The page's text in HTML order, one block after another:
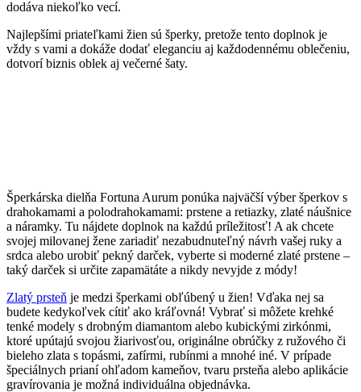
dodáva niekoľko vecí.
Najlepšími priateľkami žien sú šperky, pretože tento doplnok je
vždy s vami a dokáže dodať eleganciu aj každodennému oblečeniu,
dotvorí biznis oblek aj večerné šaty.
Šperkárska dielňa Fortuna Aurum ponúka najväčší výber šperkov s
drahokamami a polodrahokamami: prstene a retiazky, zlaté náušnice
a náramky. Tu nájdete doplnok na každú príležitosť! A ak chcete
svojej milovanej žene zariadiť nezabudnuteľný návrh vašej ruky a
srdca alebo urobiť pekný darček, vyberte si moderné zlaté prstene –
taký darček si určite zapamätáte a nikdy nevyjde z módy!
Zlatý prsteň je medzi šperkami obľúbený u žien! Vďaka nej sa
budete kedykoľvek cítiť ako kráľovná! Vybrať si môžete krehké
tenké modely s drobným diamantom alebo kubickými zirkónmi,
ktoré upútajú svojou žiarivosťou, originálne obrúčky z ružového či
bieleho zlata s topásmi, zafírmi, rubínmi a mnohé iné. V prípade
špeciálnych prianí ohľadom kameňov, tvaru prsteňa alebo aplikácie
gravírovania je možná individuálna objednávka.